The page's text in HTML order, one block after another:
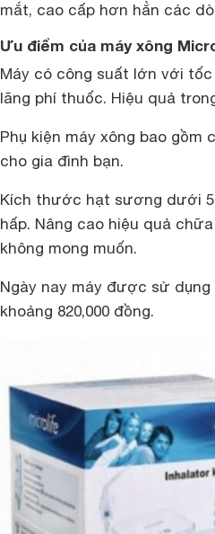
mắt, cao cấp hơn hẳn các
Ưu điểm của máy xông
Máy có công suất lớn với
lãng phí thuốc. Hiệu quả
Phụ kiện máy xông bao
cho gia đình bạn.
Kích thước hạt sương dưới 5
hấp. Nâng cao hiệu quả
không mong muốn.
Ngày nay máy được sử
khoảng 820,000 đồng.